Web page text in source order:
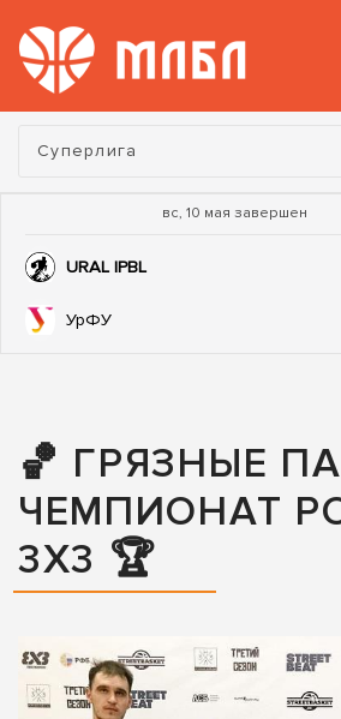
Турнир:
Суперлига
вс, 10 мая завершен
URAL IPBL
УрФУ
🏀 ГРЯЗНЫЕ
ЧЕМПИОНАТ
3Х3 🏆